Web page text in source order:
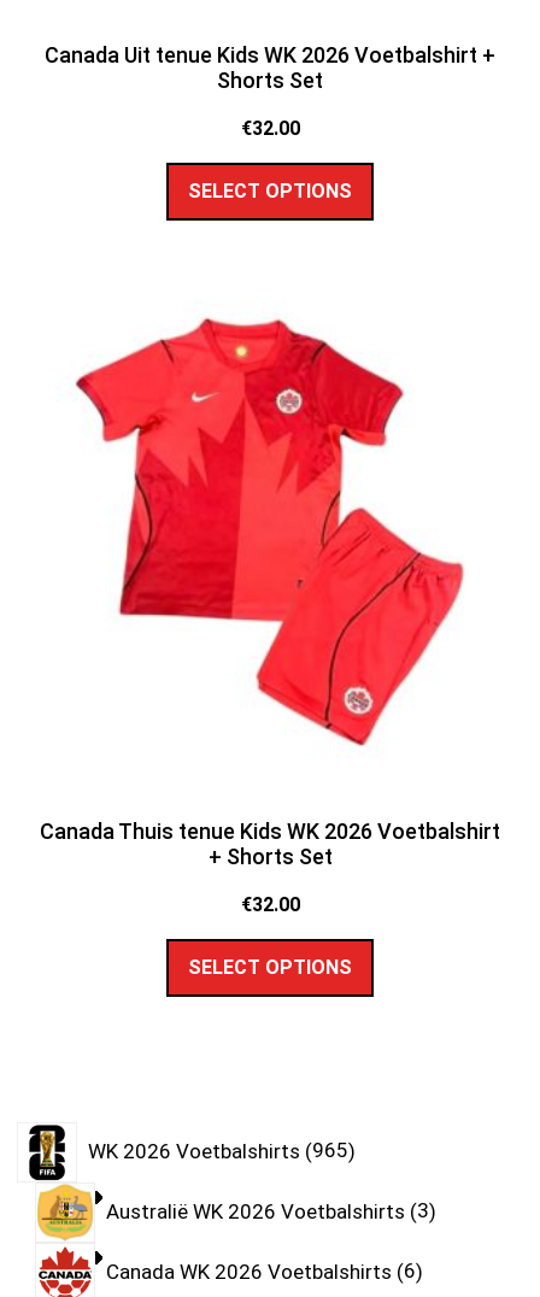
Canada Uit tenue Kids WK 2026 Voetbalshirt +
Shorts Set
€32.00
SELECT OPTIONS
Canada Thuis tenue Kids WK 2026 Voetbalshirt
+ Shorts Set
€32.00
SELECT OPTIONS
WK 2026 Voetbalshirts 965
Australië WK 2026 Voetbalshirts 3
Canada WK 2026 Voetbalshirts 6